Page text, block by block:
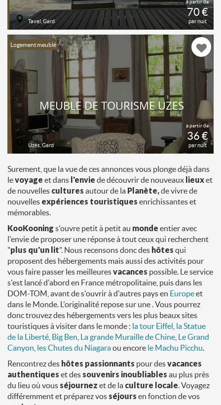
à partir de
70 €
par nuit
Tavel, Gard
Logement meublé
à partir de
36 €
par nuit
MEUBLÉ DE TOURISME UZÈS
Uzès, Gard
Surement, que la vue de ces annonces vous plonge déjà dans
levoyage et dans l'envie de découvrir de nouveaux lieuxet
de nouvelles cultures autour de la Planète,de vivre de
nouvelles expériences touristiques enrichissantes et
mémorables.
KooKooning s'ouvre petit à petit au monde entier avec
l'envie de proposer une réponse à tout ceux qui recherchent
"plus qu'un lit". Nous recensons donc des hôtes qui
proposent des hébergements mais aussi des activités pour
vous faire passer les meilleuresvacances possible. Le service
s'est lancé d'abord en France métropolitaine, puis dans les
DOM-TOM, avant de s'ouvrir à d'autres pays en Europeet
dans le Monde. L'originalité repose sur une . Vous pourrez
donc trouvez des hébergements vers les plus beaux sites
touristiques à visiter dans le monde : la tour Eiffel la Statue
de la Liberté Big Ben La grande Muraille de Chine Le Grand
Canyon les Chutes du Niagaraou encore le Machu Picchu
Rencontrez des hôtes passionnants pour desvacances
authentiques et des souvenirs inoubliables au plus près
du lieu où vous séjournez et de la culture locale . Voyagez
différemment et préparez vos séjours en fonction de vos